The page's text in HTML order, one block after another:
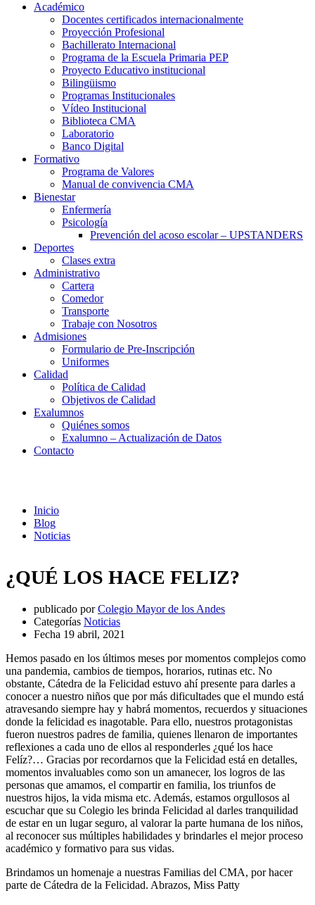
Académico
Docentes certificados internacionalmente
Proyección Profesional
Bachillerato Internacional
Programa de la Escuela Primaria PEP
Proyecto Educativo institucional
Bilingüismo
Programas Institucionales
Vídeo Institucional
Biblioteca CMA
Laboratorio
Banco Digital
Formativo
Programa de Valores
Manual de convivencia CMA
Bienestar
Enfermería
Psicología
Prevención del acoso escolar – UPSTANDERS
Deportes
Clases extra
Administrativo
Cartera
Comedor
Transporte
Trabaje con Nosotros
Admisiones
Formulario de Pre-Inscripción
Uniformes
Calidad
Política de Calidad
Objetivos de Calidad
Exalumnos
Quiénes somos
Exalumno – Actualización de Datos
Contacto
Inicio
Blog
Noticias
¿QUÉ LOS HACE FELIZ?
publicado por Colegio Mayor de los Andes
Categorías Noticias
Fecha 19 abril, 2021
Hemos pasado en los últimos meses por momentos complejos como
una pandemia, cambios de tiempos, horarios, rutinas etc. No
obstante, Cátedra de la Felicidad estuvo ahí presente para darles a
conocer a nuestro niños que por más dificultades que el mundo está
atravesando siempre hay y habrá momentos, recuerdos y situaciones
donde la felicidad es inagotable. Para ello, nuestros protagonistas
fueron nuestros padres de familia, quienes llenaron de importantes
reflexiones a cada uno de ellos al responderles ¿qué los hace
Felíz?… Gracias por recordarnos que la Felicidad está en detalles,
momentos invaluables como son un amanecer, los logros de las
personas que amamos, el compartir en familia, los triunfos de
nuestros hijos, la vida misma etc. Además, estamos orgullosos al
escuchar que su Colegio les brinda Felicidad al darles tranquilidad
de estar en un lugar seguro, al valorar la parte humana de los niños,
al reconocer sus múltiples habilidades y brindarles el mejor proceso
académico y formativo para sus vidas.
Brindamos un homenaje a nuestras Familias del CMA, por hacer
parte de Cátedra de la Felicidad. Abrazos, Miss Patty